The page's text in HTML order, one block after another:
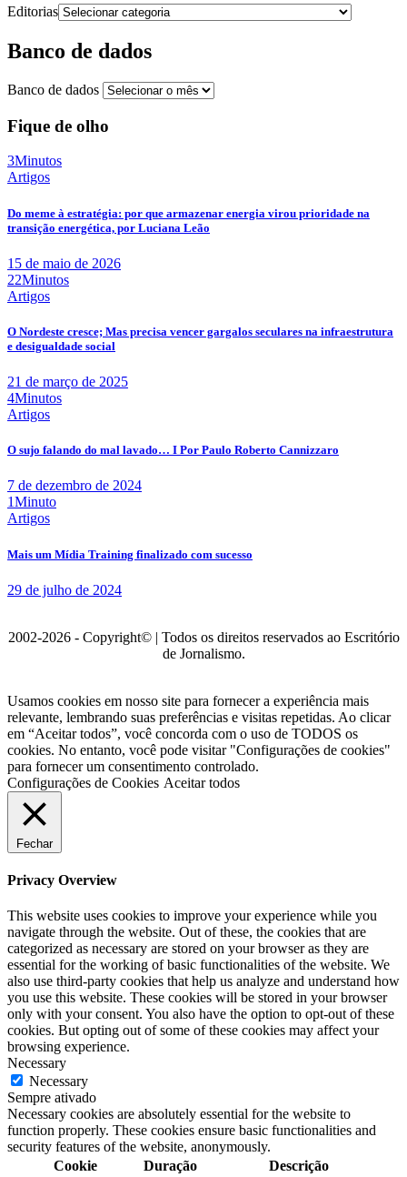
Editorias
Banco de dados
Banco de dados
Fique de olho
3Minutos
Artigos
Do meme à estratégia: por que armazenar energia virou prioridade na
transição energética, por Luciana Leão
15 de maio de 2026
22Minutos
Artigos
O Nordeste cresce; Mas precisa vencer gargalos seculares na infraestrutura
e desigualdade social
21 de março de 2025
4Minutos
Artigos
O sujo falando do mal lavado… I Por Paulo Roberto Cannizzaro
7 de dezembro de 2024
1Minuto
Artigos
Mais um Mídia Training finalizado com sucesso
29 de julho de 2024
2002-2026 - Copyright© | Todos os direitos reservados ao Escritório
de Jornalismo.
Usamos cookies em nosso site para fornecer a experiência mais
relevante, lembrando suas preferências e visitas repetidas. Ao clicar
em “Aceitar todos”, você concorda com o uso de TODOS os
cookies. No entanto, você pode visitar "Configurações de cookies"
para fornecer um consentimento controlado.
Configurações de Cookies Aceitar todos
Fechar
Privacy Overview
This website uses cookies to improve your experience while you
navigate through the website. Out of these, the cookies that are
categorized as necessary are stored on your browser as they are
essential for the working of basic functionalities of the website. We
also use third-party cookies that help us analyze and understand how
you use this website. These cookies will be stored in your browser
only with your consent. You also have the option to opt-out of these
cookies. But opting out of some of these cookies may affect your
browsing experience.
Necessary
Necessary
Sempre ativado
Necessary cookies are absolutely essential for the website to
function properly. These cookies ensure basic functionalities and
security features of the website, anonymously.
Cookie
Duração Descrição